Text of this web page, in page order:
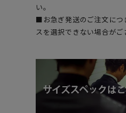
い。
■お急ぎ発送のご注文につ
スを選択できない場合がご